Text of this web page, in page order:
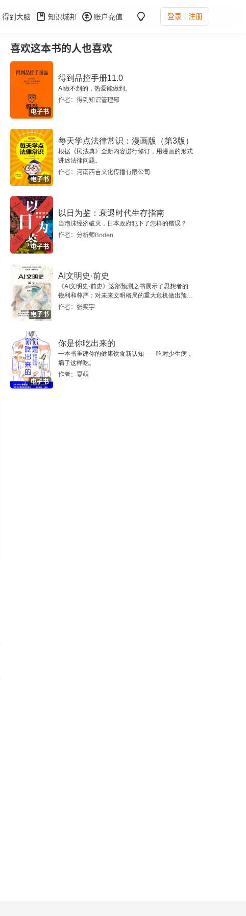
得到大脑 知识城邦 账户充值 登录 注册
喜欢这本书的人也喜欢
电子书
得到品控手册11.0
AI做不到的，热爱能做到。
作者：得到知识管理部
电子书
每天学点法律常识：漫画版（第3版）
根据《民法典》全新内容进行修订，用漫画的形式
讲述法律问题。
作者：河南西吉文化传播有限公司
电子书
以日为鉴：衰退时代生存指南
当泡沫经济破灭，日本政府犯下了怎样的错误？
作者：分析师Boden
电子书
AI文明史·前史
《AI文明史·前史》这部预测之书展示了思想者的
锐利和尊严：对未来文明格局的重大危机做出预
警，提示人类做出智慧的选择。
作者：张笑宇
电子书
你是你吃出来的
一本书重建你的健康饮食新认知——吃对少生病，
病了这样吃。
作者：夏萌